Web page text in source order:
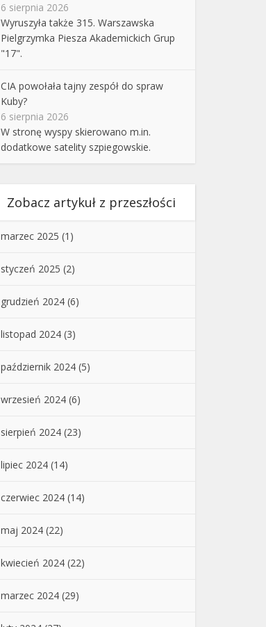
6 sierpnia 2026
Wyruszyła także 315. Warszawska
Pielgrzymka Piesza Akademickich Grup
"17".
CIA powołała tajny zespół do spraw
Kuby?
6 sierpnia 2026
W stronę wyspy skierowano m.in.
dodatkowe satelity szpiegowskie.
Zobacz artykuł z przeszłości
marzec 2025 (1)
styczeń 2025 (2)
grudzień 2024 (6)
listopad 2024 (3)
październik 2024 (5)
wrzesień 2024 (6)
sierpień 2024 (23)
lipiec 2024 (14)
czerwiec 2024 (14)
maj 2024 (22)
kwiecień 2024 (22)
marzec 2024 (29)